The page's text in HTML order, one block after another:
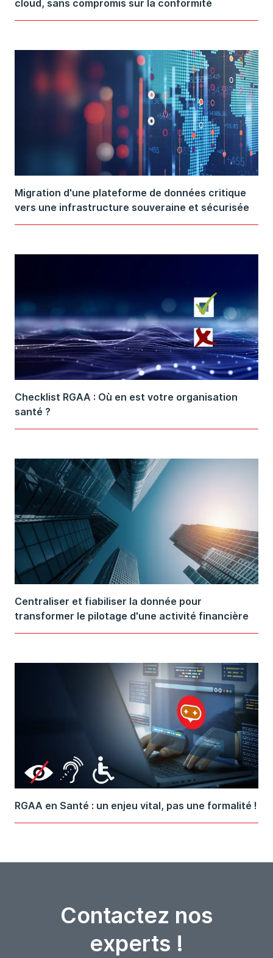
cloud, sans compromis sur la conformité
Migration d'une plateforme de données critique
vers une infrastructure souveraine et sécurisée
Checklist RGAA : Où en est votre organisation
santé ?
Centraliser et fiabiliser la donnée pour
transformer le pilotage d'une activité financière
RGAA en Santé : un enjeu vital, pas une formalité !
Contactez nos
experts !